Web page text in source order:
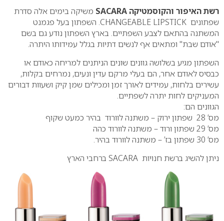
רשת האיפור והקוסמטיקה SACARA
משיקה בימים אלה סדרת
שפתונים CHANGEABLE LIPSTICK. השפתון בעל פגמנט
המשתנה בהתאם לצבע השפתיים. בארץ השפתון נודע גם בשם
"אודם שבת" ומתאים אף לנשים דתיות בגלל עמידותו היתרה.
השפתון מגיע בשלושה גוונים שונים הניתנים למריחה כאודם או
כבסיס לאודם אחר, הם בעלי מרקם עדין ונעים, נמרחים בקלות,
עשירים בלחות, עמידים לאורך זמן ומכילים שמן קיק ושעוות דבורים
המעניקים לחות יתרה לשפתיים.
הגוונים הם:
מס’ 28 שפתון ירוק – משתנה לוורוד בהיר כמעט שקוף
מס’ 29 שפתון ורוד – משתנה לוורוד כהה
מס’ 30 שפתון בז’ – משתנה לוורוד בהיר.
ניתן להשיג ברשת חנויות SACARA ברחבי הארץ